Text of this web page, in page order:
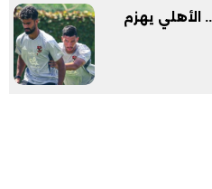
الأهلي يهزم